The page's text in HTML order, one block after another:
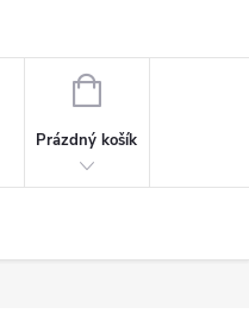
NÁKUPNÍ
Prázdný košík